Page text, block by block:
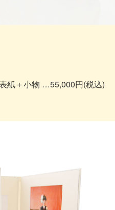
紙＋小物 …55,000円(税込)